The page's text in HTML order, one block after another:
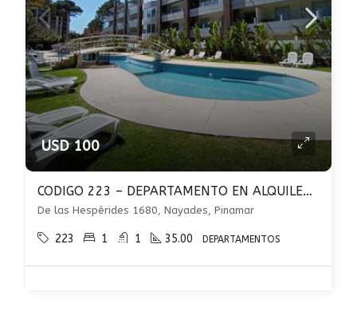
USD 100
CODIGO 223 – DEPARTAMENTO EN ALQUILER TEMPORARIO – PINAMAR CON PILETA Y PARRILLA
De las Hespérides 1680, Nayades, Pinamar
223 1 1 35.00 DEPARTAMENTOS